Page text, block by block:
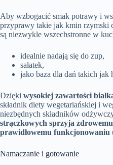
Aby wzbogacić smak potrawy i
przyprawy takie jak kmin rzymski
są niezwykle wszechstronne w
idealnie nadają się do zup,
sałatek,
jako baza dla dań takich jak
Dzięki wysokiej zawartości
składnik diety wegetariańskiej i
niezbędnych składników
strączkowych sprzyja
prawidłowemu funkcjonowaniu
Namaczanie i gotowanie